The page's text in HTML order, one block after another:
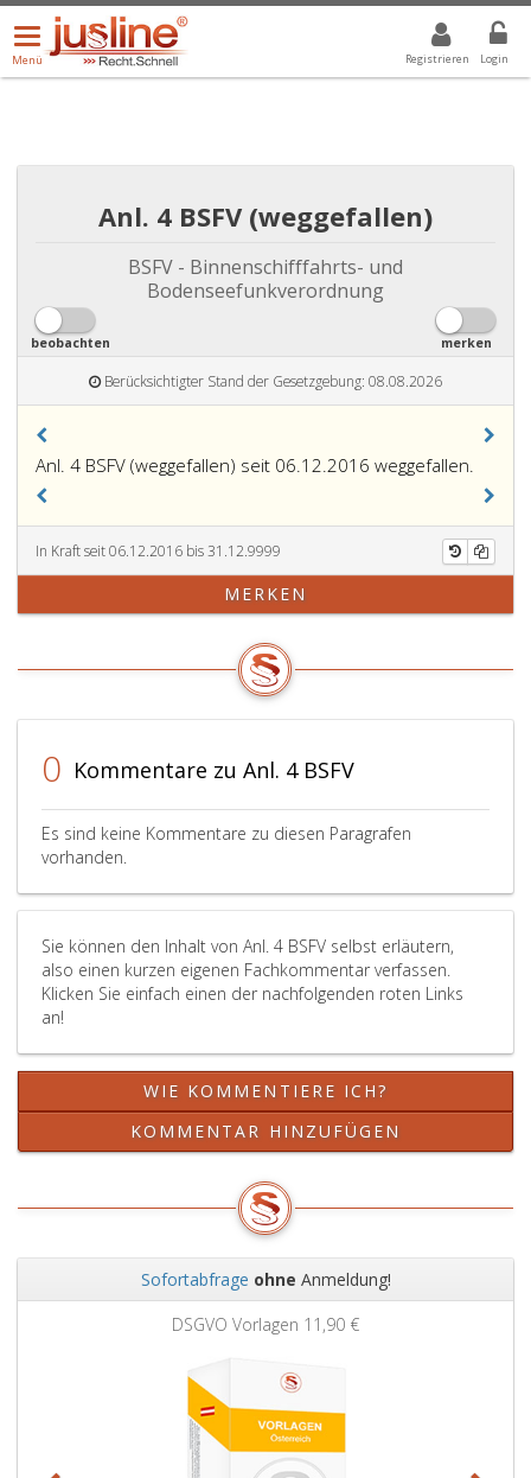
Registrieren Login
Menü
öffnen/schließen
Menü
ALLE DROPDOWN: GEWÄHLTER WERT IST ALLE
Anl. 4 BSFV (weggefallen)
BSFV - Binnenschifffahrts- und
Bodenseefunkverordnung
beobachten merken
Berücksichtigter Stand der Gesetzgebung: 08.08.2026
Anl. 4 BSFV (weggefallen) seit 06.12.2016 weggefallen.
In Kraft seit 06.12.2016 bis 31.12.9999
MERKEN
0 Kommentare zu Anl. 4 BSFV
Es sind keine Kommentare zu diesen Paragrafen
vorhanden.
Sie können den Inhalt von Anl. 4 BSFV selbst erläutern,
also einen kurzen eigenen Fachkommentar verfassen.
Klicken Sie einfach einen der nachfolgenden roten Links
an!
WIE KOMMENTIERE ICH?
KOMMENTAR HINZUFÜGEN
Sofortabfrage ohne Anmeldung!
DSGVO Vorlagen 11,90 €